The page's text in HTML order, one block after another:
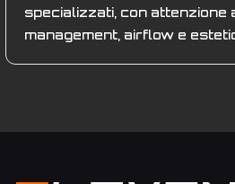
specializzati, con attenzione
management, airflow e